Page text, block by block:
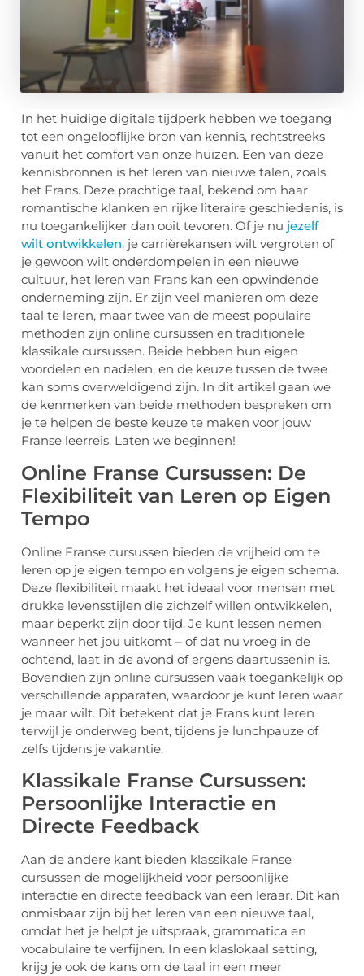
In het huidige digitale tijdperk hebben we toegang
tot een ongelooflijke bron van kennis, rechtstreeks
vanuit het comfort van onze huizen. Een van deze
kennisbronnen is het leren van nieuwe talen, zoals
het Frans. Deze prachtige taal, bekend om haar
romantische klanken en rijke literaire geschiedenis, is
nu toegankelijker dan ooit tevoren. Of je nu jezelf
wilt ontwikkelen, je carrièrekansen wilt vergroten of
je gewoon wilt onderdompelen in een nieuwe
cultuur, het leren van Frans kan een opwindende
onderneming zijn. Er zijn veel manieren om deze
taal te leren, maar twee van de meest populaire
methoden zijn online cursussen en traditionele
klassikale cursussen. Beide hebben hun eigen
voordelen en nadelen, en de keuze tussen de twee
kan soms overweldigend zijn. In dit artikel gaan we
de kenmerken van beide methoden bespreken om
je te helpen de beste keuze te maken voor jouw
Franse leerreis. Laten we beginnen!
Online Franse Cursussen: De
Flexibiliteit van Leren op Eigen
Tempo
Online Franse cursussen bieden de vrijheid om te
leren op je eigen tempo en volgens je eigen schema.
Deze flexibiliteit maakt het ideaal voor mensen met
drukke levensstijlen die zichzelf willen ontwikkelen,
maar beperkt zijn door tijd. Je kunt lessen nemen
wanneer het jou uitkomt – of dat nu vroeg in de
ochtend, laat in de avond of ergens daartussenin is.
Bovendien zijn online cursussen vaak toegankelijk op
verschillende apparaten, waardoor je kunt leren waar
je maar wilt. Dit betekent dat je Frans kunt leren
terwijl je onderweg bent, tijdens je lunchpauze of
zelfs tijdens je vakantie.
Klassikale Franse Cursussen:
Persoonlijke Interactie en
Directe Feedback
Aan de andere kant bieden klassikale Franse
cursussen de mogelijkheid voor persoonlijke
interactie en directe feedback van een leraar. Dit kan
onmisbaar zijn bij het leren van een nieuwe taal,
omdat het je helpt je uitspraak, grammatica en
vocabulaire te verfijnen. In een klaslokaal setting,
krijg je ook de kans om de taal in een meer